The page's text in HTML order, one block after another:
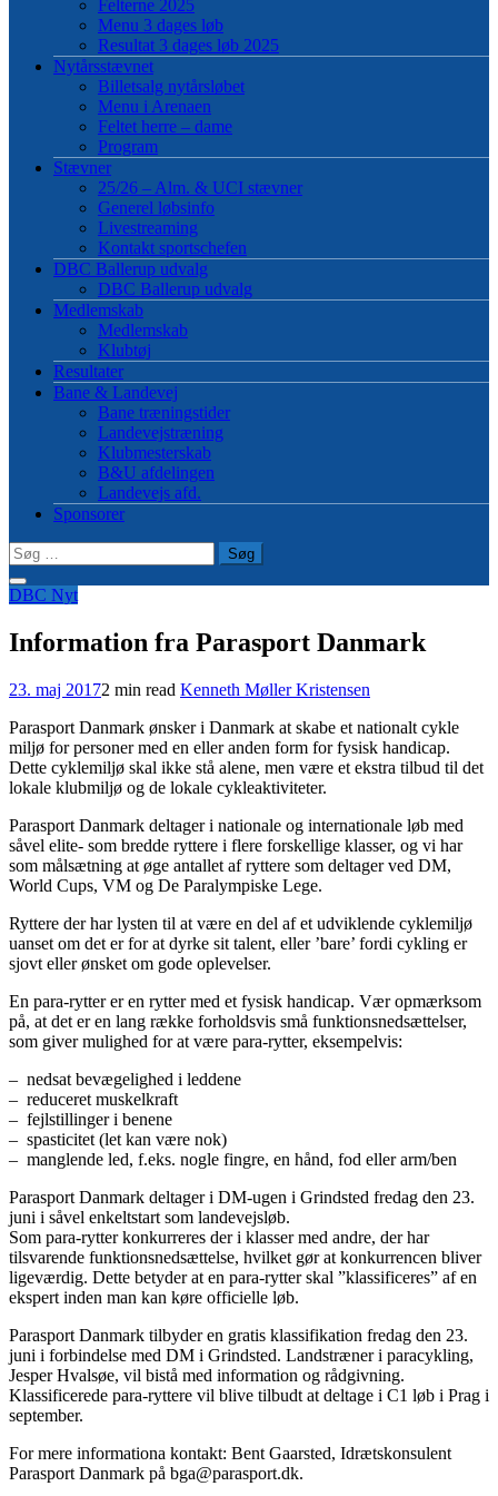
Felterne 2025
Menu 3 dages løb
Resultat 3 dages løb 2025
Nytårsstævnet
Billetsalg nytårsløbet
Menu i Arenaen
Feltet herre – dame
Program
Stævner
25/26 – Alm. & UCI stævner
Generel løbsinfo
Livestreaming
Kontakt sportschefen
DBC Ballerup udvalg
DBC Ballerup udvalg
Medlemskab
Medlemskab
Klubtøj
Resultater
Bane & Landevej
Bane træningstider
Landevejstræning
Klubmesterskab
B&U afdelingen
Landevejs afd.
Sponsorer
Søg
efter:
DBC Nyt
Information fra Parasport Danmark
23. maj 20172 min read Kenneth Møller Kristensen
Parasport Danmark ønsker i Danmark at skabe et nationalt cykle
miljø for personer med en eller anden form for fysisk handicap.
Dette cyklemiljø skal ikke stå alene, men være et ekstra tilbud til det
lokale klubmiljø og de lokale cykleaktiviteter.
Parasport Danmark deltager i nationale og internationale løb med
såvel elite- som bredde ryttere i flere forskellige klasser, og vi har
som målsætning at øge antallet af ryttere som deltager ved DM,
World Cups, VM og De Paralympiske Lege.
Ryttere der har lysten til at være en del af et udviklende cyklemiljø
uanset om det er for at dyrke sit talent, eller ’bare’ fordi cykling er
sjovt eller ønsket om gode oplevelser.
En para-rytter er en rytter med et fysisk handicap. Vær opmærksom
på, at det er en lang række forholdsvis små funktionsnedsættelser,
som giver mulighed for at være para-rytter, eksempelvis:
– nedsat bevægelighed i leddene
– reduceret muskelkraft
– fejlstillinger i benene
– spasticitet (let kan være nok)
– manglende led, f.eks. nogle fingre, en hånd, fod eller arm/ben
Parasport Danmark deltager i DM-ugen i Grindsted fredag den 23.
juni i såvel enkeltstart som landevejsløb.
Som para-rytter konkurreres der i klasser med andre, der har
tilsvarende funktionsnedsættelse, hvilket gør at konkurrencen bliver
ligeværdig. Dette betyder at en para-rytter skal ”klassificeres” af en
ekspert inden man kan køre officielle løb.
Parasport Danmark tilbyder en gratis klassifikation fredag den 23.
juni i forbindelse med DM i Grindsted. Landstræner i paracykling,
Jesper Hvalsøe, vil bistå med information og rådgivning.
Klassificerede para-ryttere vil blive tilbudt at deltage i C1 løb i Prag i
september.
For mere informationa kontakt: Bent Gaarsted, Idrætskonsulent
Parasport Danmark på bga@parasport.dk.